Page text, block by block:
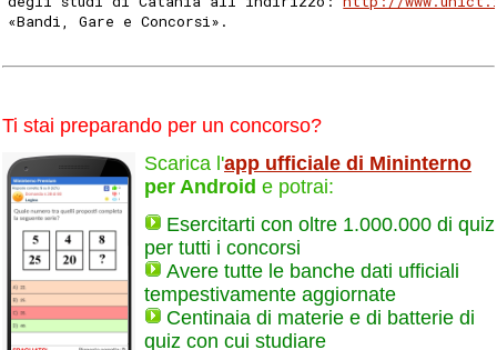
«Bandi, Gare e Concorsi».
Ti stai preparando per un concorso?
Scarica l'app ufficiale di Mininterno
per Android e potrai:
Esercitarti con oltre 1.000.000 di quiz
per tutti i concorsi
Avere tutte le banche dati ufficiali
tempestivamente aggiornate
Centinaia di materie e di batterie di
quiz con cui studiare